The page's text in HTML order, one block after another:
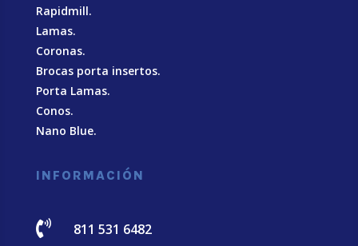
Rapidmill.
Lamas.
Coronas.
Brocas porta insertos.
Porta Lamas.
Conos.
Nano Blue.
INFORMACIÓN
 811 531 6482